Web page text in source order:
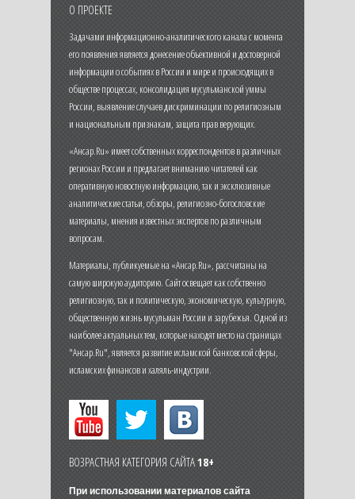
О ПРОЕКТЕ
Задачами информационно-аналитического канала с момента
его появления является донесение объективной и достоверной
информации о событиях в России и мире и происходящих в
обществе процессах, консолидация мусульманской уммы
России, выявление случаев дискриминации по религиозным
и национальным признакам, защита прав верующих.
«Ансар.Ru» имеет собственных корреспондентов в различных
регионах России и предлагает вниманию читателей как
оперативную новостную информацию, так и эксклюзивные
аналитические статьи, обзоры, религиозно-богословские
материалы, мнения известных экспертов по различным
вопросам.
Материалы, публикуемые на «Ансар.Ru», рассчитаны на
самую широкую аудиторию. Сайт освещает как собственно
религиозную, так и политическую, экономическую, культурную,
общественную жизнь мусульман России и зарубежья. Одной из
наиболее актуальных тем, которые находят место на страницах
"Ансар.Ru", является развитие исламской банковской сферы,
исламских финансов и халяль-индустрии.
ВОЗРАСТНАЯ КАТЕГОРИЯ САЙТА18+
При использовании материалов сайта